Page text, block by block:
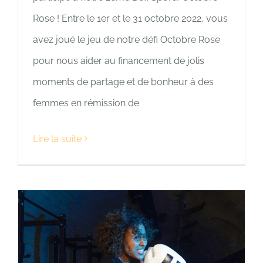
Rose ! Entre le 1er et le 31 octobre 2022, vous
avez joué le jeu de notre défi Octobre Rose
pour nous aider au financement de jolis
moments de partage et de bonheur à des
femmes en rémission de
Lire la suite